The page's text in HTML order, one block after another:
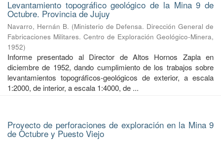
Levantamiento topográfico geológico de la Mina 9 de
Octubre. Provincia de Jujuy
Navarro, Hernán B. (Ministerio de Defensa. Dirección General de
Fabricaciones Militares. Centro de Exploración Geológico-Minera,
1952)
Informe presentado al Director de Altos Hornos Zapla en
diciembre de 1952, dando cumplimiento de los trabajos sobre
levantamientos topográficos-geológicos de exterior, a escala
1:2000, de interior, a escala 1:4000, de ...
Proyecto de perforaciones de exploración en la Mina 9
de Octubre y Puesto Viejo